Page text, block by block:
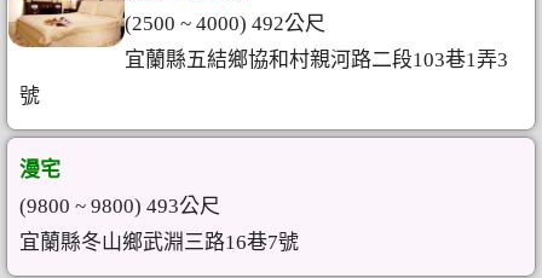
(2500 ~ 4000) 492公尺
宜蘭縣五結鄉協和村親河路二段103巷1弄3
號
漫宅
(9800 ~ 9800) 493公尺
宜蘭縣冬山鄉武淵三路16巷7號